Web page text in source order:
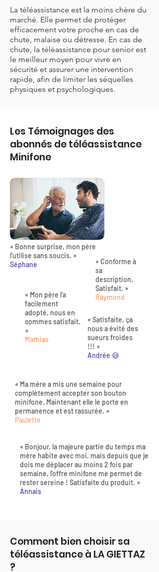
La téléassistance est la moins chère du
marché. Elle permet de protéger
efficacement votre proche en cas de
chute, malaise ou détresse. En cas de
chute, la téléassistance pour senior est
le meilleur moyen pour vivre en
sécurité et assurer une intervention
rapide, afin de limiter les séquelles
physiques et psychologiques.
Les Témoignages des
abonnés de téléassistance
Minifone
« Bonne surprise, mon père
l'utilise sans soucis. »
Séphane
« Mon père l'a
facilement
adopté, nous en
sommes satisfait.
»
Mathias
« Conforme à
sa
description.
Satisfait. »
Raymond
« Satisfaite, ça
nous a évité des
sueurs froides
!!! »
Andrée 😅
« Ma mère a mis une semaine pour
complètement accepter son bouton
minifone. Maintenant elle le porte en
permanence et est rassurée. »
Paulette
« Bonjour, la majeure partie du temps ma
mère habite avec moi, mais depuis que je
dois me déplacer au moins 2 fois par
semaine, l'offre minifone me permet de
rester sereine ! Satisfaite du produit. »
Annais
Comment bien choisir sa
téléassistance à LA GIETTAZ
?